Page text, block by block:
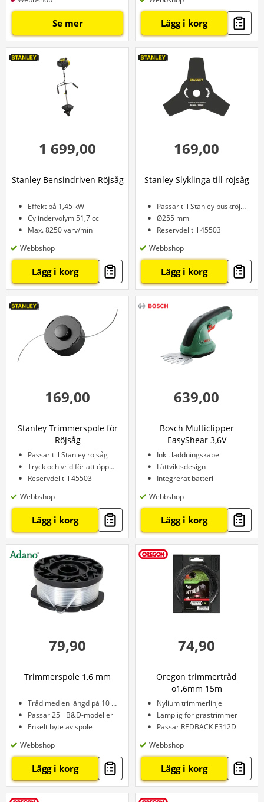
Se mer Lägg i korg
1 699,00
Stanley Bensindriven Röjsåg
Effekt på 1,45 kW
Cylindervolym 51,7 cc
Max. 8250 varv/min
Webbshop
Lägg i korg
169,00
Stanley Slyklinga till röjsåg
Passar till Stanley buskröjare
Ø255 mm
Reservdel till 45503
Webbshop
Lägg i korg
169,00
Stanley Trimmerspole för
Röjsåg
Passar till Stanley röjsåg
Tryck och vrid för att öppna
Reservdel till 45503
Webbshop
Lägg i korg
639,00
Bosch Multiclipper
EasyShear 3,6V
Inkl. laddningskabel
Lättviktsdesign
Integrerat batteri
Webbshop
Lägg i korg
79,90
Trimmerspole 1,6 mm
Tråd med en längd på 10 meter
Passar 25+ B&D-modeller
Enkelt byte av spole
Webbshop
Lägg i korg
74,90
Oregon trimmertråd
ö1,6mm 15m
Nylium trimmerlinje
Lämplig för grästrimmer
Passar REDBACK E312D
Webbshop
Lägg i korg